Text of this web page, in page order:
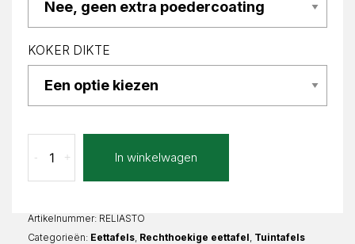
KOKER DIKTE
Lia
Recht
+
- In winkelwagen
Artikelnummer: RELIASTO
Categorieën: Eettafels Rechthoekige eettafel Tuintafels